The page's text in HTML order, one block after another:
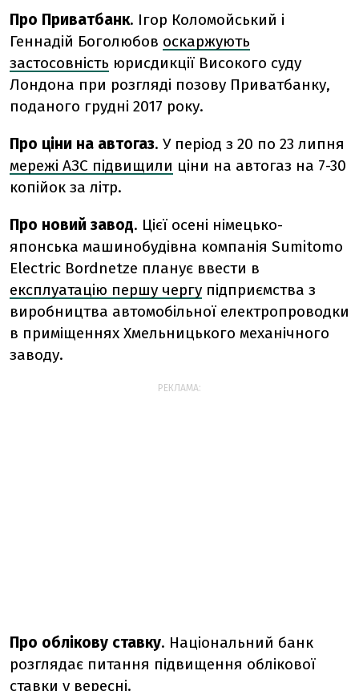
Про Приватбанк. Ігор Коломойський і
Геннадій Боголюбов оскаржують
застосовність юрисдикції Високого суду
Лондона при розгляді позову Приватбанку,
поданого грудні 2017 року.
Про ціни на автогаз. У період з 20 по 23 липня
мережі АЗС підвищили ціни на автогаз на 7-30
копійок за літр.
Про новий завод. Цієї осені німецько-
японська машинобудівна компанія Sumitomo
Electric Bordnetze планує ввести в
експлуатацію першу чергу підприємства з
виробництва автомобільної електропроводки
в приміщеннях Хмельницького механічного
заводу.
РЕКЛАМА:
Про облікову ставку. Національний банк
розглядає питання підвищення облікової
ставки у вересні.